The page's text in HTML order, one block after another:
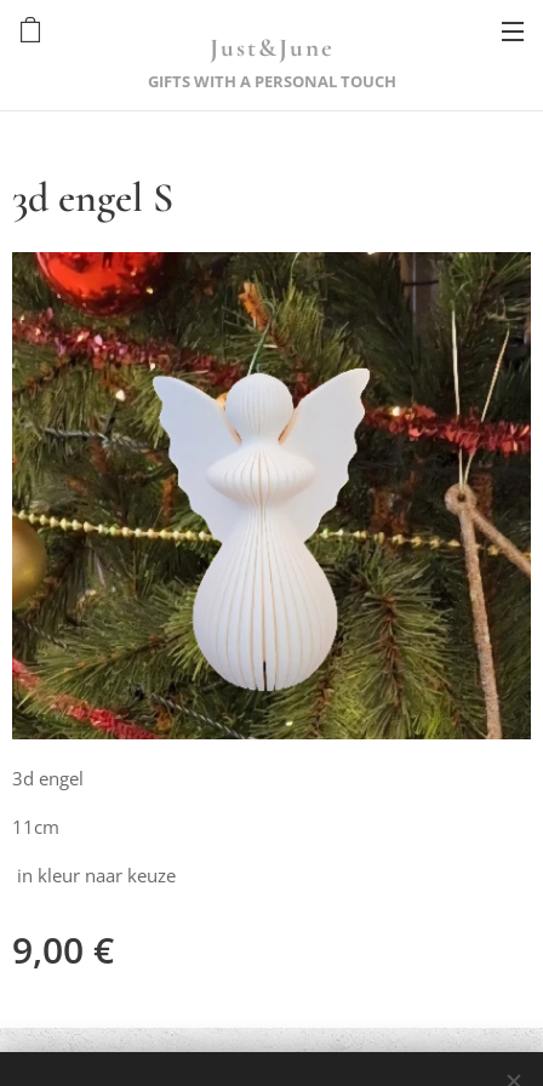
Just&June
GIFTS WITH A PERSONAL TOUCH
3d engel S
3d engel
11cm
in kleur naar keuze
9,00 €